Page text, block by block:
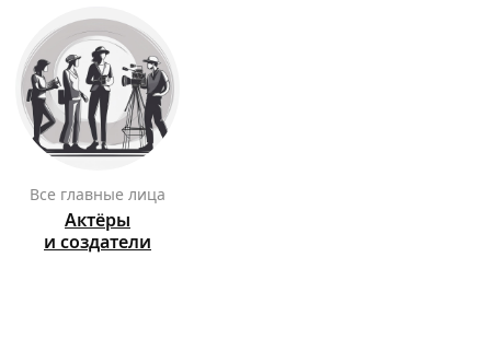
Все главные лица
Актёры
и создатели